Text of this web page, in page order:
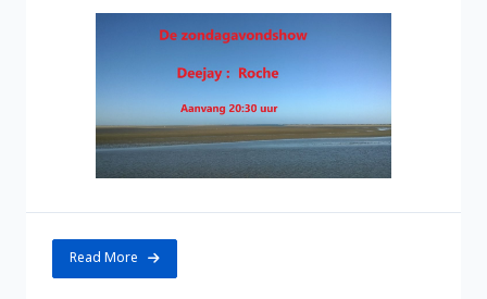
Read More